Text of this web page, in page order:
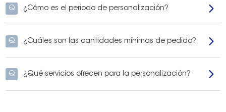
Q ¿Cómo es el periodo de personalización?
Q ¿Cuáles son las cantidades mínimas de pedido?
Q ¿Qué servicios ofrecen para la personalización?